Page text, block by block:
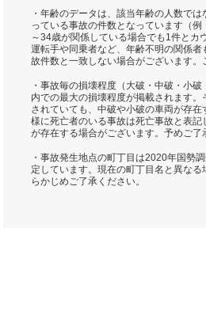
・年齢のデータは、該当年齢の人数で
っている事故の件数となっています（
～34歳が関係している場合でも1件とカ
運転手や同乗者など、年齢不明の関係
故件数と一致しない場合がございます。
・事故毎の損壊程度（大破・中破・小
内での最大の損壊程度が掲載されます
されていても、中破や小破の車両が存在
様に死亡者のいる事故は死亡事故と表
が存在する場合がございます。予めご了
・事故発生地点の町丁目は2020年国勢
定しています。現在の町丁目名と異な
らかじめご了承ください。